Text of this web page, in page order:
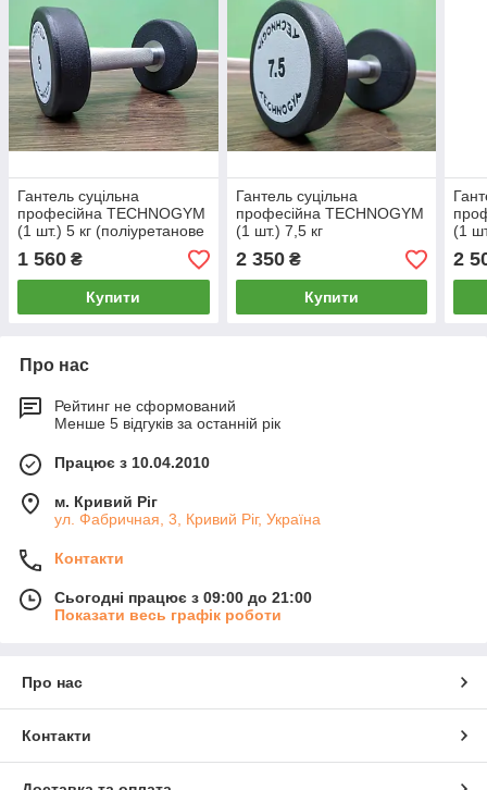
Гантель суцільна
професійна TECHNOGYM
(1 шт.) 5 кг (поліуретанове
покриття, вага 5 кг)
1 560 ₴
Купити
Гантель суцільна
професійна TECHNOGYM
(1 шт.) 7,5 кг
(поліуретанове покриття,
вага 7,5 кг)
2 350₴
Купити
(1
2
Про нас
Рейтинг не сформований
Менше 5 відгуків за останній рік
Працює з 10.04.2010
м. Кривий Ріг
ул. Фабричная, 3, Кривий Ріг, Україна
Контакти
Сьогодні працює з 09:00 до 21:00
Показати весь графік роботи
Про нас
Контакти